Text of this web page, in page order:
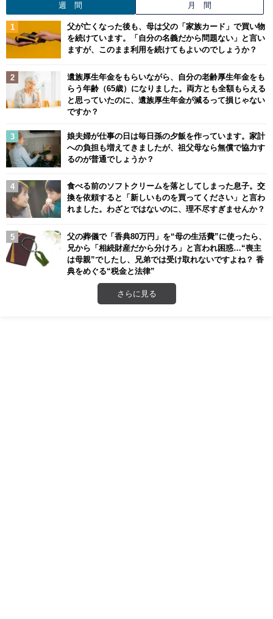
週 間 月 間
父が亡くなった後も、母は父の「家族カード」で買い物
を続けています。「自分の名義だから問題ない」と言い
ますが、このまま利用を続けてもよいのでしょうか？
遺族厚生年金をもらいながら、自分の老齢厚生年金をも
らう年齢（65歳）になりました。両方とも全額もらえる
と思っていたのに、遺族厚生年金が減るって損じゃない
ですか？
娘夫婦が仕事の日は毎日孫の夕飯を作っています。家計
への負担も増えてきましたが、祖父母なら無償で協力す
るのが普通でしょうか？
食べる前のソフトクリームを落としてしまった息子。交
換を依頼すると「新しいものを買ってください」と言わ
れました。わざとではないのに、理不尽すぎませんか？
父の葬儀で「香典80万円」を“母の生活費”に使ったら、
兄から「相続財産だから分けろ」と言われ困惑…“喪主
は母親”でしたし、兄弟では受け取れないですよね？ 香
典をめぐる“税金と法律”
さらに見る